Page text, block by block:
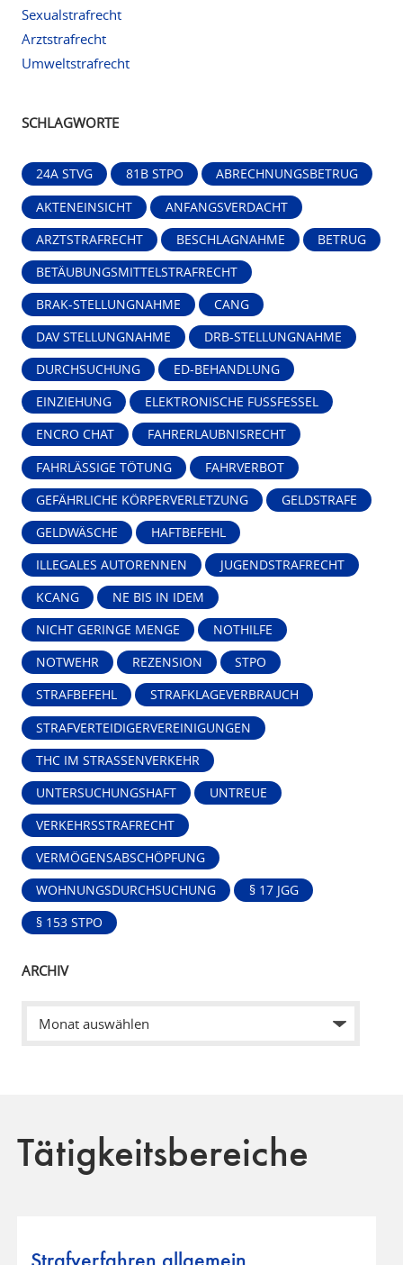
Sexualstrafrecht
Arztstrafrecht
Umweltstrafrecht
SCHLAGWORTE
24A STVG 81B STPO ABRECHNUNGSBETRUG
AKTENEINSICHT ANFANGSVERDACHT
ARZTSTRAFRECHT BESCHLAGNAHME BETRUG
BETÄUBUNGSMITTELSTRAFRECHT
BRAK-STELLUNGNAHME CANG
DAV STELLUNGNAHME DRB-STELLUNGNAHME
DURCHSUCHUNG ED-BEHANDLUNG
EINZIEHUNG ELEKTRONISCHE FUSSFESSEL
ENCRO CHAT FAHRERLAUBNISRECHT
FAHRLÄSSIGE TÖTUNG FAHRVERBOT
GEFÄHRLICHE KÖRPERVERLETZUNG GELDSTRAFE
GELDWÄSCHE HAFTBEFEHL
ILLEGALES AUTORENNEN JUGENDSTRAFRECHT
KCANG NE BIS IN IDEM
NICHT GERINGE MENGE NOTHILFE
NOTWEHR REZENSION STPO
STRAFBEFEHL STRAFKLAGEVERBRAUCH
STRAFVERTEIDIGERVEREINIGUNGEN
THC IM STRASSENVERKEHR
UNTERSUCHUNGSHAFT UNTREUE
VERKEHRSSTRAFRECHT
VERMÖGENSABSCHÖPFUNG
WOHNUNGSDURCHSUCHUNG § 17 JGG
§ 153 STPO
ARCHIV
Tätigkeitsbereiche